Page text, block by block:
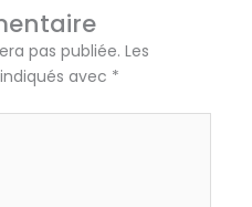
pas publiée. Les
avec *